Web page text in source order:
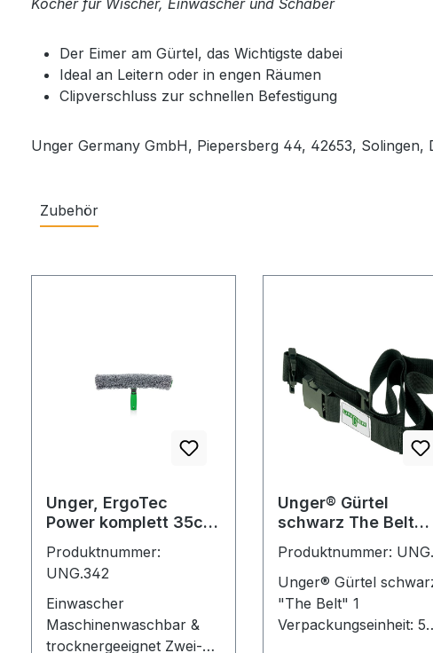
Der Eimer am Gürtel, das Wichtigste dabei
Ideal an Leitern oder in engen Räumen
Clipverschluss zur schnellen Befestigung
Unger Germany GmbH, Piepersberg 44, 42653,
Zubehör
Unger, ErgoTec
Power komplett 35cm
Produktnummer:
UNG.342
Einwascher
Maschinenwaschbar &
trocknergeeignet Zwei-
Unger® Gürtel
schwarz The Belt
Produktnummer:
Unger® Gürtel
"The Belt" 1
Verpackungseinheit: 5